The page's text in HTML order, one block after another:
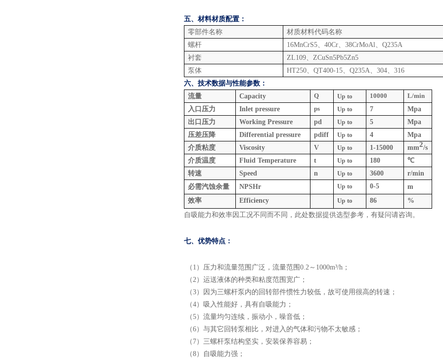
五、材料材质配置：
零部件名称
材质材料代码名称
螺杆
16MnCrS5、40Cr、38CrMoAl、Q235A
衬套
ZL109、ZCuSn5Pb5Zn5
泵体
HT250、QT400-15、Q235A、304、316
六、技术数据与性能参数：
流量
Capacity Q Up to 10000
L/min
入口压力
Inlet pressure ps Up to 7
Mpa
出口压力
Working Pressure pd Up to 5
Mpa
压差压降
Differential pressure pdiff Up to 4
Mpa
介质粘度
Viscosity V Up to 1-15000 mm2/s
介质温度
Fluid Temperature t Up to 180
℃
转速
Speed n Up to 3600
r/min
必需汽蚀余量
NPSHr Up to 0-5
m
效率
Efficiency Up to 86
%
自吸能力和效率因工况不同而不同，此处数据提供选型参考，有疑问请咨询。
七、优势特点：
（1）压力和流量范围广泛，流量范围0.2～1000m³/h；
（2）运送液体的种类和粘度范围宽广；
（3）因为三螺杆泵内的回转部件惯性力较低，故可使用很高的转速；
（4）吸入性能好，具有自吸能力；
（5）流量均匀连续，振动小，噪音低；
（6）与其它回转泵相比，对进入的气体和污物不太敏感；
（7）三螺杆泵结构坚实，安装保养容易；
（8）自吸能力强；